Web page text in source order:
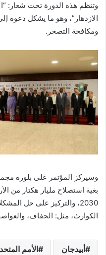
وتنظم هذه الدورة تحت شعار:
الازدهار”، وهو ما يشكل دعوة
ومكافحة التصحر.
وسيركز المؤتمر على بلورة
بغية استصلاح مليار هكتار من
2030، والتركيز على حل
الكوارث، مثل: الجفاف،
أبيدجان الأمم